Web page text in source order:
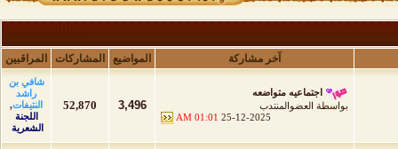
آخر مشاركة المواضيع المشاركات المراقبين
اجتماعيه متواضعه
بواسطة العضوالمنتدب
25-12-2025
01:01 AM
3,496
52,870
شافي بن
راشد
النتيفات,
اللجنة
الشعرية